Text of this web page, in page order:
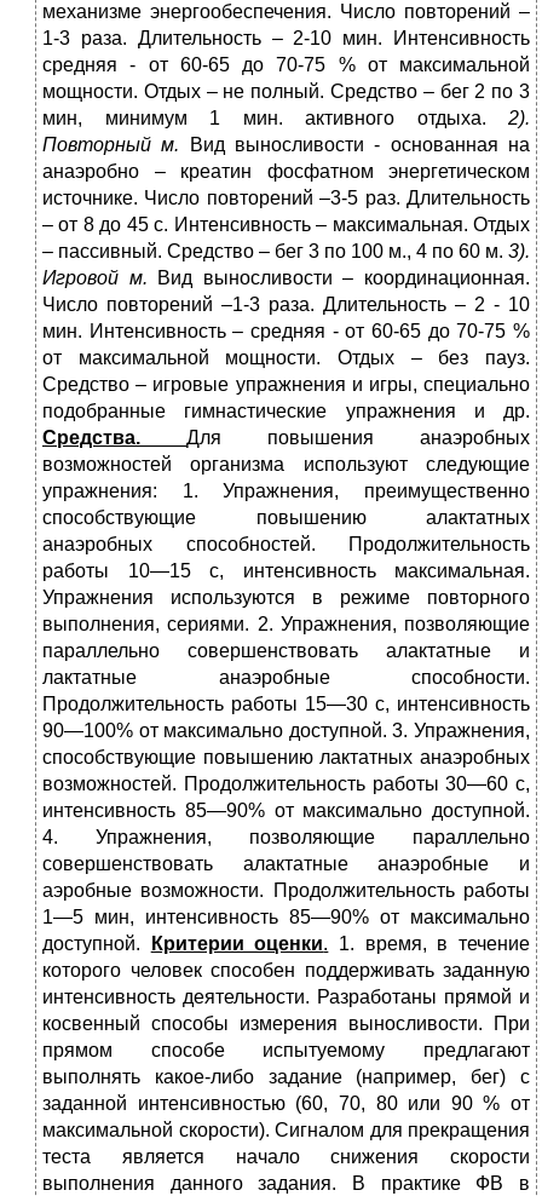
механизме энергообеспечения. Число повторений –
1-3 раза. Длительность – 2-10 мин. Интенсивность
средняя - от 60-65 до 70-75 % от максимальной
мощности. Отдых – не полный. Средство – бег 2 по 3
мин, минимум 1 мин. активного отдыха. 2).
Повторный м. Вид выносливости - основанная на
анаэробно – креатин фосфатном энергетическом
источнике. Число повторений –3-5 раз. Длительность
– от 8 до 45 с. Интенсивность – максимальная. Отдых
– пассивный. Средство – бег 3 по 100 м., 4 по 60 м. 3).
Игровой м.
Вид выносливости – координационная.
Число повторений –1-3 раза. Длительность – 2 - 10
мин. Интенсивность – средняя - от 60-65 до 70-75 %
от максимальной мощности. Отдых – без пауз.
Средство – игровые упражнения и игры, специально
подобранные гимнастические упражнения и др.
Средства.
Для повышения анаэробных
возможностей организма исполь­зуют следующие
упражнения: 1. Упражнения, преимущественно
способствующие повыше­нию алактатных
анаэробных способностей. Продолжительность
работы 10—15 с, интенсивность максимальная.
Упражнения ис­пользуются в режиме повторного
выполнения, сериями. 2. Упражнения, позволяющие
параллельно совершенствовать алактатные и
лактатные анаэробные способности.
Продолжительность работы 15—30 с, интенсивность
90—100% от максимально доступной. 3. Упражнения,
способствующие повышению лактатных ана­эробных
возможностей. Продолжительность работы 30—60 с,
ин­тенсивность 85—90% от максимально доступной.
4. Упражнения, позволяющие параллельно
совершенствовать алактатные анаэробные и
аэробные возможности. Продолжитель­ность работы
1—5 мин, интенсивность 85—90% от максимально
доступной.
Критерии оценки. 1. время, в течение
которого человек способен поддерживать заданную
интенсивность деятельности. Разработаны прямой и
косвенный способы измерения выносливости. При
прямом способе испытуемому предлагают
выполнять какое-либо задание (например, бег) с
заданной интенсивностью (60, 70, 80 или 90 % от
максимальной скорости). Сигналом для прекращения
теста яв­ляется начало снижения скорости
выполнения данного задания. В практике ФВ в